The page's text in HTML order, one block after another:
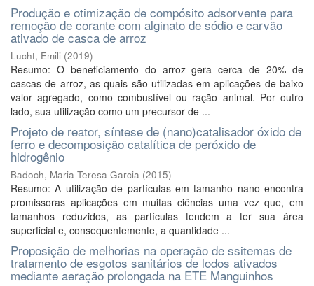
Produção e otimização de compósito adsorvente para
remoção de corante com alginato de sódio e carvão
ativado de casca de arroz
Lucht, Emili (2019)
Resumo: O beneficiamento do arroz gera cerca de 20% de
cascas de arroz, as quais são utilizadas em aplicações de baixo
valor agregado, como combustível ou ração animal. Por outro
lado, sua utilização como um precursor de ...
Projeto de reator, síntese de (nano)catalisador óxido de
ferro e decomposição catalítica de peróxido de
hidrogênio
Badoch, Maria Teresa Garcia (2015)
Resumo: A utilização de partículas em tamanho nano encontra
promissoras aplicações em muitas ciências uma vez que, em
tamanhos reduzidos, as partículas tendem a ter sua área
superficial e, consequentemente, a quantidade ...
Proposição de melhorias na operação de ssitemas de
tratamento de esgotos sanitários de lodos ativados
mediante aeração prolongada na ETE Manguinhos